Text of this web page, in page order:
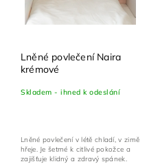
Lněné povlečení Naira
krémové
Skladem - ihned k odeslání
Lněné povlečení v létě chladí, v zimě
hřeje. Je šetrné k citlivé pokožce a
zajišťuje klidný a zdravý spánek.